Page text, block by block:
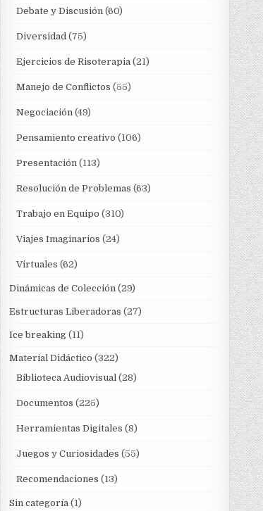
Debate y Discusión(60)
Diversidad(75)
Ejercicios de Risoterapia(21)
Manejo de Conflictos (55)
Negociación(49)
Pensamiento creativo (106)
Presentación(113)
Resolución de Problemas (63)
Trabajo en Equipo (310)
Viajes Imaginarios (24)
Virtuales (62)
Dinámicas de Colección(29)
Estructuras Liberadoras (27)
Ice breaking(11)
Material Didáctico (322)
Biblioteca Audiovisual(28)
Documentos (225)
Herramientas Digitales (8)
Juegos y Curiosidades (55)
Recomendaciones (13)
Sin categoría(1)